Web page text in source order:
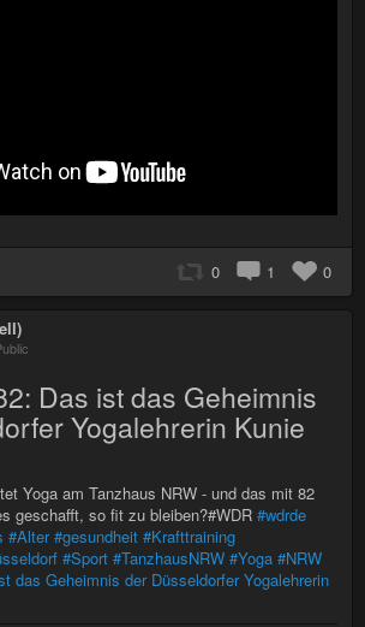
0 1 0
Das ist das Geheimnis
Yogalehrerin Kunie
Yoga am Tanzhaus NRW - und das mit 82
geschafft, so fit zu bleiben?#WDR #wdrde
#Alter #gesundheit #Krafttraining
#Sport #TanzhausNRW #Yoga #NRW
das Geheimnis der Düsseldorfer Yogalehrerin